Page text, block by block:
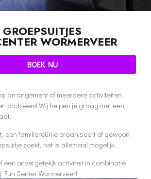
GROEPSUITJES
WORMERVEER
BOEK NU
arrangement of meerdere activiteiten
probleem! Wij helpen je graag met een
een familiereünie organiseert of gewoon
zoekt, het is allemaal mogelijk.
een onvergetelijk activiteit in combinatie
Center Wormerveer!